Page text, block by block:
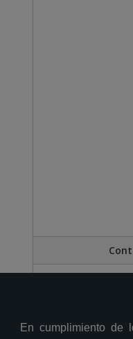
En cumplimiento de